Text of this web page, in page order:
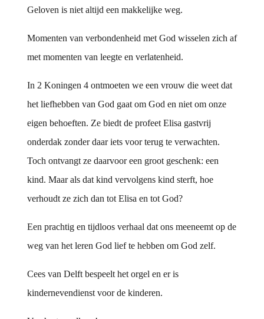
Geloven is niet altijd een makkelijke weg.
Momenten van verbondenheid met God wisselen zich af
met momenten van leegte en verlatenheid.
In 2 Koningen 4 ontmoeten we een vrouw die weet dat
het liefhebben van God gaat om God en niet om onze
eigen behoeften. Ze biedt de profeet Elisa gastvrij
onderdak zonder daar iets voor terug te verwachten.
Toch ontvangt ze daarvoor een groot geschenk: een
kind. Maar als dat kind vervolgens kind sterft, hoe
verhoudt ze zich dan tot Elisa en tot God?
Een prachtig en tijdloos verhaal dat ons meeneemt op de
weg van het leren God lief te hebben om God zelf.
Cees van Delft bespeelt het orgel en er is
kindernevendienst voor de kinderen.